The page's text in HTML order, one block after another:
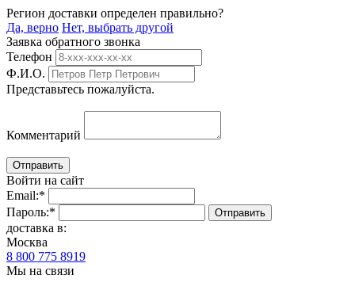
Регион доставки определен правильно?
Да, верно Нет, выбрать другой
Заявка обратного звонка
Телефон
Ф.И.О.
Представьтесь пожалуйста.
Комментарий
Войти на сайт
Email:*
Пароль:*
доставка в:
Москва
8 800 775 8919
Мы на связи